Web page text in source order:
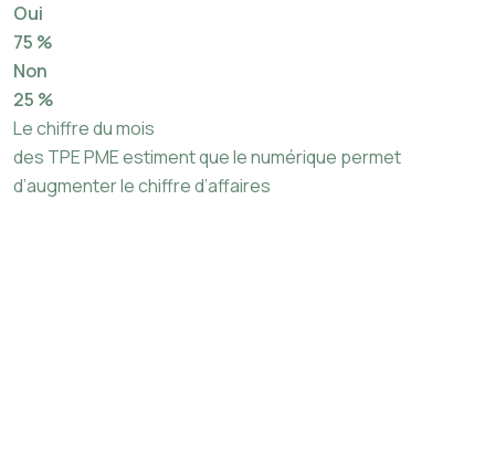
Oui
75 %
Non
25 %
Le chiffre du mois
des TPE PME estiment que le numérique permet
d’augmenter le chiffre d’affaires